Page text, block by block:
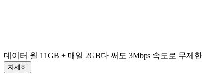
데이터 월 11GB + 매일 2GB다 써도 3Mbps 속도로 무제한
자세히